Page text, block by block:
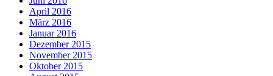
April 2016
März 2016
Januar 2016
Dezember 2015
November 2015
Oktober 2015